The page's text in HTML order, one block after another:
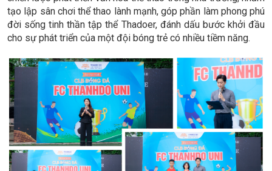
tạo lập sân chơi thể thao lành mạnh, góp phần làm phong phú
đời sống tinh thần tập thể Thadoer, đánh dấu bước khởi đầu
cho sự phát triển của một đội bóng trẻ có nhiều tiềm năng.